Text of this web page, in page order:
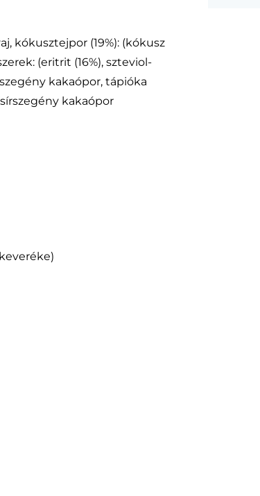
kókusztejpor (19%): (kókusz
(eritrit (16%), szteviol-
kakaópor, tápióka
kakaópor